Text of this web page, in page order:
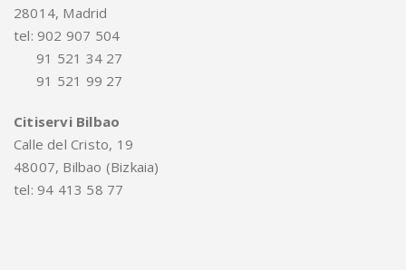
28014, Madrid
tel: 902 907 504
91 521 34 27
91 521 99 27
Citiservi Bilbao
Calle del Cristo, 19
48007, Bilbao (Bizkaia)
tel: 94 413 58 77